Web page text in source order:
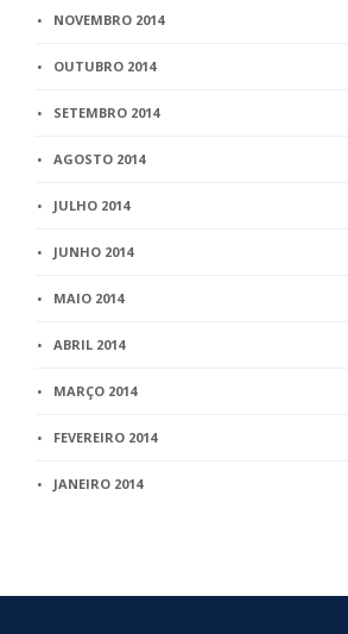
NOVEMBRO 2014
OUTUBRO 2014
SETEMBRO 2014
AGOSTO 2014
JULHO 2014
JUNHO 2014
MAIO 2014
ABRIL 2014
MARÇO 2014
FEVEREIRO 2014
JANEIRO 2014